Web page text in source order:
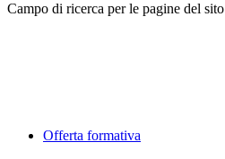
Campo di ricerca per le pagine del sito
Offerta formativa